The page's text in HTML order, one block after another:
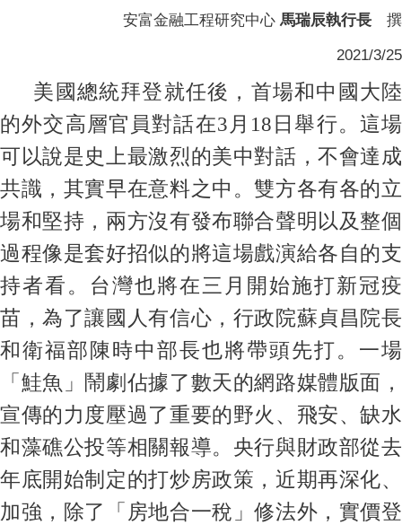
安富金融工程研究中心 馬瑞辰執行長 撰
2021/3/25
美國總統拜登就任後，首場和中國大陸
的外交高層官員對話在3月18日舉行。這場
可以說是史上最激烈的美中對話，不會達成
共識，其實早在意料之中。雙方各有各的立
場和堅持，兩方沒有發布聯合聲明以及整個
過程像是套好招似的將這場戲演給各自的支
持者看。台灣也將在三月開始施打新冠疫
苗，為了讓國人有信心，行政院蘇貞昌院長
和衛福部陳時中部長也將帶頭先打。一場
「鮭魚」鬧劇佔據了數天的網路媒體版面，
宣傳的力度壓過了重要的野火、飛安、缺水
和藻礁公投等相關報導。央行與財政部從去
年底開始制定的打炒房政策，近期再深化、
加強，除了「房地合一稅」修法外，實價登